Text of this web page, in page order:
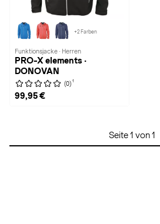
+2 Farben
Funktionsjacke · Herren
PRO-X elements ·
DONOVAN
(0) 1
99,95 €
Seite 1 von 1